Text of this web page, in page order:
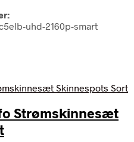
uhd-2160p-smart
Strømskinnesæt